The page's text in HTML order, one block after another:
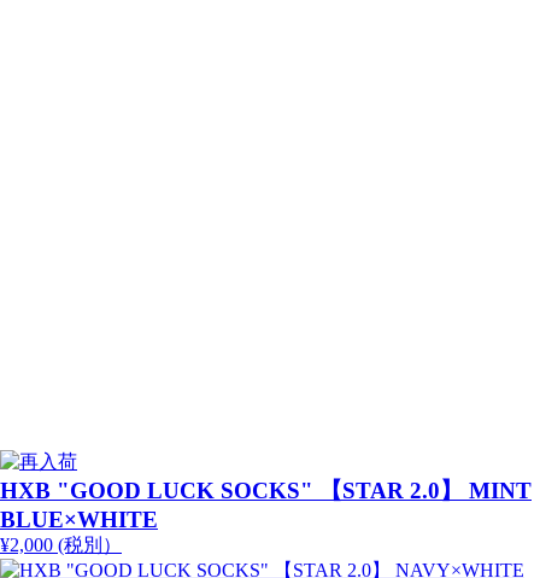
HXB "GOOD LUCK SOCKS" 【STAR 2.0】 MINT
BLUE×WHITE
¥2,000 (税別）